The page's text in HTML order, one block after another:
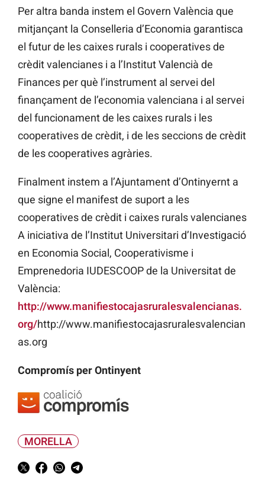
Per altra banda instem el Govern València que
mitjançant la Conselleria d’Economia garantisca
el futur de les caixes rurals i cooperatives de
crèdit valencianes i a l’Institut Valencià de
Finances per què l’instrument al servei del
finançament de l’economia valenciana i al servei
del funcionament de les caixes rurals i les
cooperatives de crèdit, i de les seccions de crèdit
de les cooperatives agràries.
Finalment instem a l’Ajuntament d’Ontinyernt a
que signe el manifest de suport a les
cooperatives de crèdit i caixes rurals valencianes
A iniciativa de l’Institut Universitari d’Investigació
en Economia Social, Cooperativisme i
Emprenedoria IUDESCOOP de la Universitat de
València:
http://www.manifiestocajasruralesvalencianas.
org/http://www.manifiestocajasruralesvalencian
as.org
Compromís per Ontinyent
MORELLA